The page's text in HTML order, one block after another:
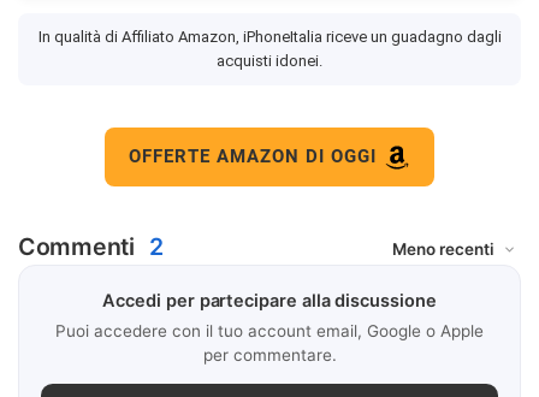
In qualità di Affiliato Amazon, iPhoneItalia riceve un guadagno dagli
acquisti idonei.
OFFERTE AMAZON DI OGGI
Commenti 2
Accedi per partecipare alla discussione
Puoi accedere con il tuo account email, Google o Apple
per commentare.